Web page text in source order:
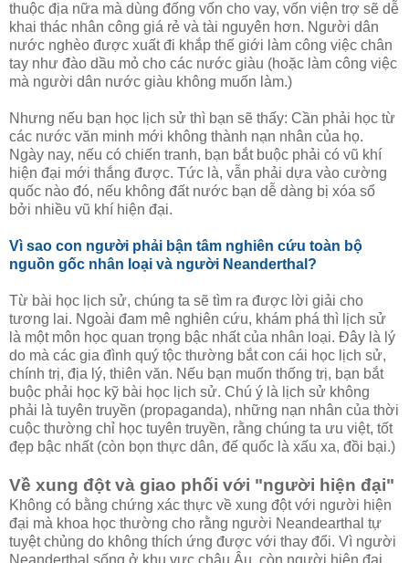
thuộc địa nữa mà dùng đống vốn cho vay, vốn viện trợ sẽ dễ
khai thác nhân công giá rẻ và tài nguyên hơn. Người dân
nước nghèo được xuất đi khắp thế giới làm công việc chân
tay như đào dầu mỏ cho các nước giàu (hoặc làm công việc
mà người dân nước giàu không muốn làm.)
Nhưng nếu bạn học lịch sử thì bạn sẽ thấy: Cần phải học từ
các nước văn minh mới không thành nạn nhân của họ.
Ngày nay, nếu có chiến tranh, bạn bắt buộc phải có vũ khí
hiện đại mới thắng được. Tức là, vẫn phải dựa vào cường
quốc nào đó, nếu không đất nước bạn dễ dàng bị xóa sổ
bởi nhiều vũ khí hiện đại.
Vì sao con người phải bận tâm nghiên cứu toàn bộ
nguồn gốc nhân loại và người Neanderthal?
Từ bài học lịch sử, chúng ta sẽ tìm ra được lời giải cho
tương lai. Ngoài đam mê nghiên cứu, khám phá thì lịch sử
là một môn học quan trọng bậc nhất của nhân loại. Đây là lý
do mà các gia đình quý tộc thường bắt con cái học lịch sử,
chính trị, địa lý, thiên văn. Nếu bạn muốn thống trị, bạn bắt
buộc phải học kỹ bài học lịch sử. Chú ý là lịch sử không
phải là tuyên truyền (propaganda), những nạn nhân của thời
cuộc thường chỉ học tuyên truyền, rằng chúng ta ưu việt, tốt
đẹp bậc nhất (còn bọn thực dân, đế quốc là xấu xa, đồi bại.)
Về xung đột và giao phối với "người hiện đại"
Không có bằng chứng xác thực về xung đột với người hiện
đại mà khoa học thường cho rằng người Neandearthal tự
tuyệt chủng do không thích ứng được với thay đổi. Vì người